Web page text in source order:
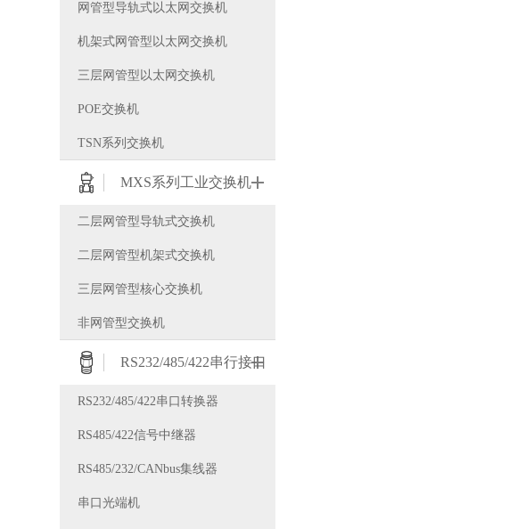
网管型导轨式以太网交换机
机架式网管型以太网交换机
三层网管型以太网交换机
POE交换机
TSN系列交换机
MXS系列工业交换机
二层网管型导轨式交换机
二层网管型机架式交换机
三层网管型核心交换机
非网管型交换机
RS232/485/422串行接口
RS232/485/422串口转换器
RS485/422信号中继器
RS485/232/CANbus集线器
串口光端机